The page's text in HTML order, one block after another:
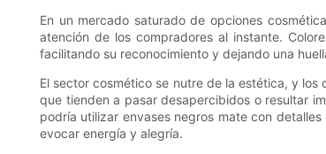
En un mercado saturado de opciones
atención de los compradores al instante.
facilitando su reconocimiento y dejando una
El sector cosmético se nutre de la estética, y
que tienden a pasar desapercibidos o resultar
podría utilizar envases negros mate con
evocar energía y alegría.